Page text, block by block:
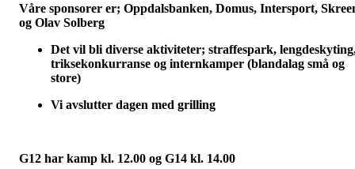
Våre sponsorer er; Oppdalsbanken, Domus, Intersport,
og Olav Solberg
Det vil bli diverse aktiviteter; straffespark,
triksekonkurranse og internkamper (blandalag små og
store)
Vi avslutter dagen med grilling
G12 har kamp kl. 12.00 og G14 kl. 14.00